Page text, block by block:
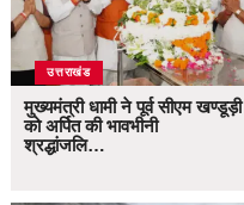
उत्तराखंड
मुख्यमंत्री धामी ने पूर्व सीएम खण्डूड़ी
को अर्पित की भावभीनी
श्रद्धांजलि…